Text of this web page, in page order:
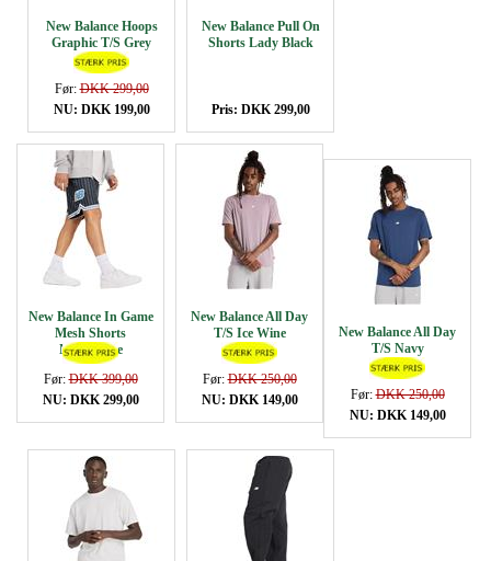
New Balance Hoops
Graphic T/S Grey
Før:DKK 299,00
NU: DKK 199,00
New Balance Pull On
Shorts Lady Black
Pris: DKK 299,00
New Balance In Game
Mesh Shorts
Navy/white
Før:DKK 399,00
NU: DKK 299,00
New Balance All Day
T/S Ice Wine
Før:DKK 250,00
NU: DKK 149,00
New Balance All Day
T/S Navy
Før:DKK 250,00
NU: DKK 149,00